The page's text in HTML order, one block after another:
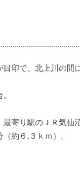
印で、北上川の間
最寄り駅のＪＲ気仙
約６.３ｋｍ）。